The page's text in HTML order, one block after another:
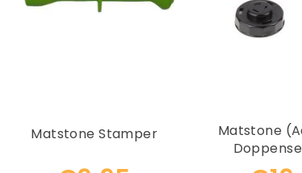
Matstone Stamper
Matstone